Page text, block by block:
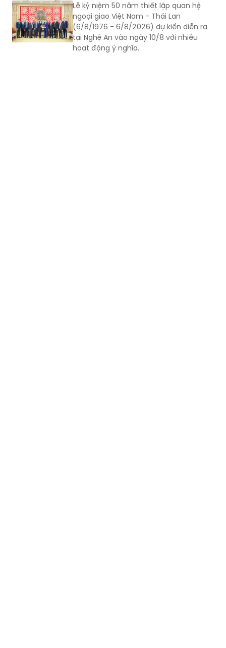
Lễ kỷ niệm 50 năm thiết lập quan hệ
ngoại giao Việt Nam - Thái Lan
(6/8/1976 - 6/8/2026) dự kiến diễn ra
tại Nghệ An vào ngày 10/8 với nhiều
hoạt động ý nghĩa.